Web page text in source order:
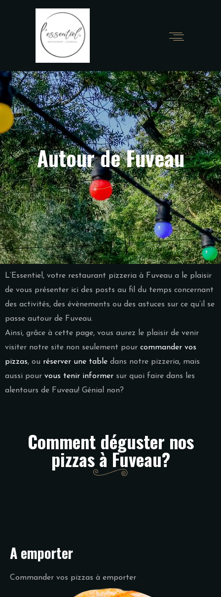
Désormais ouvert le samedi et dimanche midi!
Commander en ligne
Autour de Fuveau
L’Essentiel, votre restaurant pizzeria à Fuveau a le plaisir
de vous présenter ici des posts au fil du temps concernant
des activités, des évènements ou des astuces sur ce qu’il se
passe autour de Fuveau.
Ainsi, grâce à cette page, vous aurez le plaisir de venir
visiter notre site non seulement pour commander vos
pizzas, ou réserver une table dans notre pizzeria, mais
aussi pour vous tenir informer sur quoi faire dans les
alentours de Fuveau! Génial non?
Comment déguster nos
pizzas à Fuveau?
A emporter
Commander vos pizzas à emporter